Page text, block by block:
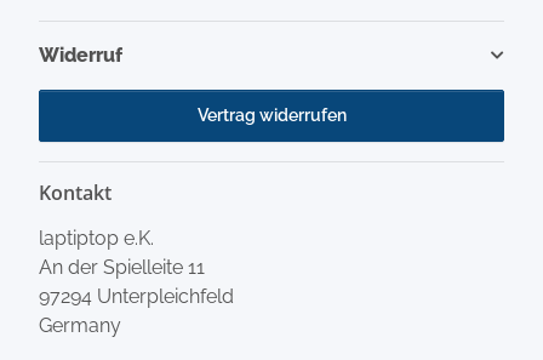
Widerruf
Vertrag widerrufen
Kontakt
laptiptop e.K.
An der Spielleite 11
97294 Unterpleichfeld
Germany